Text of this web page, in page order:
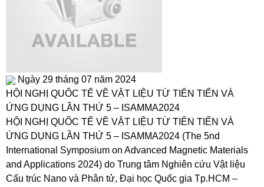
Ngày 29 tháng 07 năm 2024
HỘI NGHỊ QUỐC TẾ VỀ VẬT LIỆU TỪ TIÊN TIẾN VÀ
ỨNG DỤNG LẦN THỨ 5 – ISAMMA2024
HỘI NGHỊ QUỐC TẾ VỀ VẬT LIỆU TỪ TIÊN TIẾN VÀ
ỨNG DỤNG LẦN THỨ 5 – ISAMMA2024 (The 5nd
International Symposium on Advanced Magnetic Materials
and Applications 2024) do Trung tâm Nghiên cứu Vật liệu
Cấu trúc Nano và Phân tử, Đại học Quốc gia Tp.HCM –